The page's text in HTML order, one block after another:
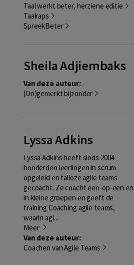
Taal werkt beter, herziene editie
Taalraps
SpreekBeter
Sheila Adjiembaks
Van deze auteur:
(On)gemerkt bijzonder
Lyssa Adkins
Lyssa Adkins heeft sinds 2004
honderden leerlingen in scrum
opgeleid en talloze agile teams
gecoacht. Ze coacht een-op-een en
in kleine groepen en geeft de
training Coaching agile teams,
waarin agi...
Meer
Van deze auteur:
Coachen van Agile Teams